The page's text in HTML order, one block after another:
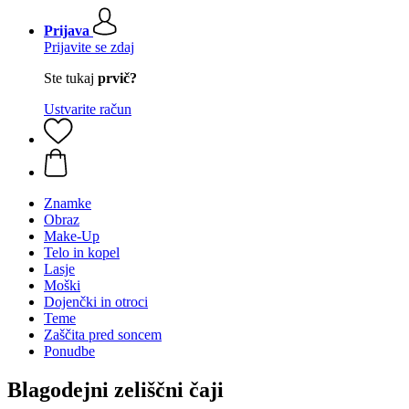
Prijava
Prijavite se zdaj
Ste tukaj prvič?
Ustvarite račun
Znamke
Obraz
Make-Up
Telo in kopel
Lasje
Moški
Dojenčki in otroci
Teme
Zaščita pred soncem
Ponudbe
Blagodejni zeliščni čaji